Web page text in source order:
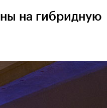
на гибридную